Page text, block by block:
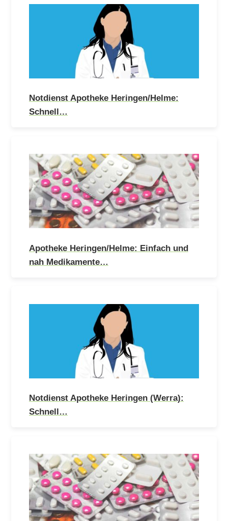
Notdienst Apotheke Heringen/Helme:
Schnell…
Apotheke Heringen/Helme: Einfach und
nah Medikamente…
Notdienst Apotheke Heringen (Werra):
Schnell…